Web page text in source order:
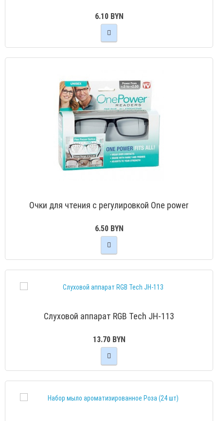
6.10 BYN
Очки для чтения с регулировкой One power
6.50 BYN
Слуховой аппарат RGB Tech JH-113
13.70 BYN